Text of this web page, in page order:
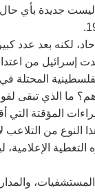
ليست جديدة بأي
لكنه بعد عدد
من
المحتلة
الذي تبقى
المؤقتة التي
النوع من
الإعلامية،